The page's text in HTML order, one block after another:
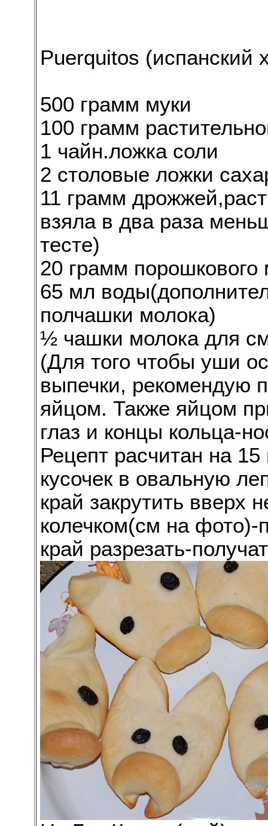
Puerquitos (испанский
500 грамм муки
100 грамм
1 чайн.ложка соли
2 столовые ложки
11 грамм
взяла в два раза
тесте)
20 грамм порошкового
65 мл
полчашки молока)
½ чашки молока для
(Для того чтобы уши
выпечки, рекомендую
яйцом. Также яйцом
глаз и концы кольца-
Рецепт расчитан на
кусочек в овальную
край закрутить вверх
колечком(см на фото)-
край разрезать-